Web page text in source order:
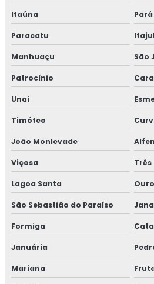
Isolamento térmico para refinaria
Isolamento térmico para refinaria
Isolamento térmico para
Isolamento térmico para steel
Isolamento térmico para tanques
Isolamento térmico para
Isolamento térmico para
Isolamento térmico para
Isolamento térmico para
Isolamento térmico para
Isolamento térmico para
Itaúna
Paracatu
Manhuaçu São
Patrocínio
Unaí
Timóteo
João Monlevade
Viçosa Três
Lagoa Santa
São Sebastião do Paraíso
Formiga
Januária
Mariana